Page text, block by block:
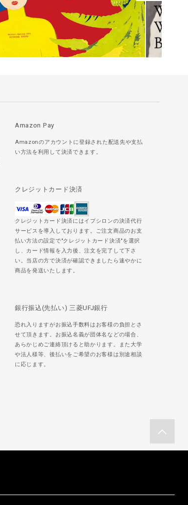
Amazon Pay
Amazonのアカウントに登録された配送先や支払
い方法を利用して決済できます。
クレジットカード決済
クレジットカード決済にはイプシロンの決済代行
サービスを導入しております。ご注文商品のお支
払い方法の設定で"クレジットカード決済"を選択
し、カード情報を入力後、注文を完了して下さ
い。当店の方で決済が確認できましたら速やかに
商品を発送いたします。
銀行振込(先払い) 三菱UFJ銀行
恐れ入りますがお振込手数料はお客様の負担とさ
せて頂きます。お振込名義が団体名などの場合、
あらかじめご連絡頂けると助かります。また大学
や法人様等、後払いをご希望のお客様は別途相談
に応じます。